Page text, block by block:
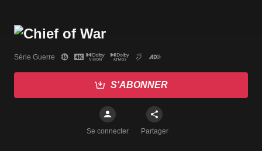
Série Guerre
S'ABONNER
Se connecter Partager